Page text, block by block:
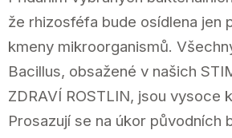
že rhizosféfa bude osídlena jen
kmeny mikroorganismů.
Bacillus, obsažené v našich
ZDRAVÍ ROSTLIN, jsou vysoce
Prosazují se na úkor původních